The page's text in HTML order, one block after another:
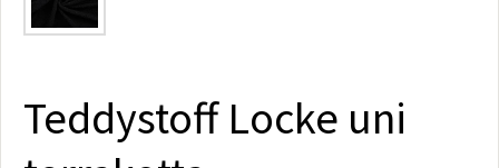
Teddystoff Locke uni